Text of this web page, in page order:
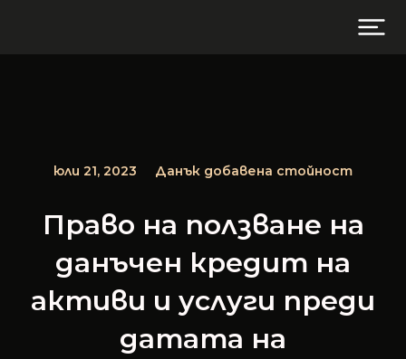
юли 21, 2023 Данък добавена стойност
Право на ползване на
данъчен кредит на
активи и услуги преди
датата на